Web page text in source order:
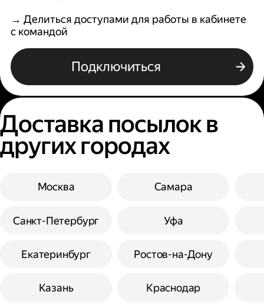
→ Делиться доступами для работы в кабинете
с командой
Подключиться
Доставка посылок в
других городах
Москва
Санкт-Петербург
Екатеринбург
Казань
Самара
Уфа
Ростов-на-Дону
Краснодар